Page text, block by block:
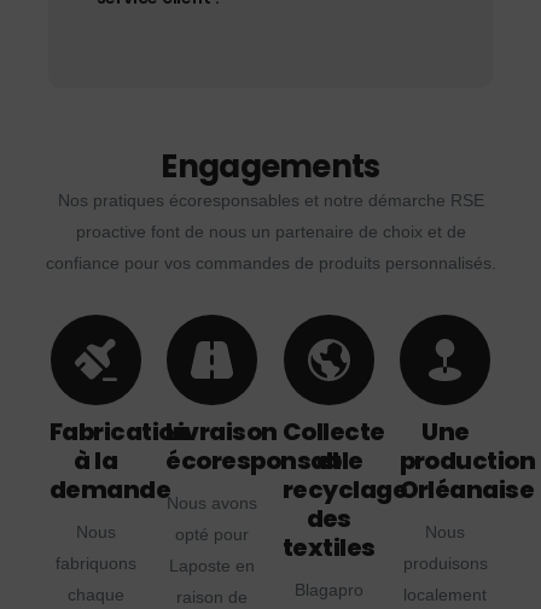
Engagements
Nos pratiques écoresponsables et notre démarche RSE
proactive font de nous un partenaire de choix et de
confiance pour vos commandes de produits personnalisés.
Fabrication
à la
demande
Nous
fabriquons
chaque
Livraison
écoresponsable
Nous avons
opté pour
Laposte en
raison de
Collecte
et
recyclage
des
textiles
Blagapro
Une
production
Orléanaise
Nous
produisons
localement